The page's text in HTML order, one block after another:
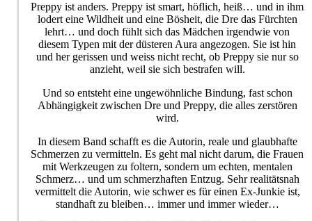
Preppy ist anders. Preppy ist smart, höflich, heiß… und in ihm
lodert eine Wildheit und eine Bösheit, die Dre das Fürchten
lehrt… und doch fühlt sich das Mädchen irgendwie von
diesem Typen mit der düsteren Aura angezogen. Sie ist hin
und her gerissen und weiss nicht recht, ob Preppy sie nur so
anzieht, weil sie sich bestrafen will.
Und so entsteht eine ungewöhnliche Bindung, fast schon
Abhängigkeit zwischen Dre und Preppy, die alles zerstören
wird.
In diesem Band schafft es die Autorin, reale und glaubhafte
Schmerzen zu vermitteln. Es geht mal nicht darum, die Frauen
mit Werkzeugen zu foltern, sondern um echten, mentalen
Schmerz… und um schmerzhaften Entzug. Sehr realitätsnah
vermittelt die Autorin, wie schwer es für einen Ex-Junkie ist,
standhaft zu bleiben… immer und immer wieder…